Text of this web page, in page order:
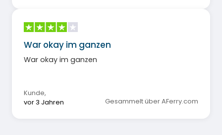
War okay im ganzen
War okay im ganzen
Kunde,
vor 3 Jahren
Gesammelt über AFerry.com